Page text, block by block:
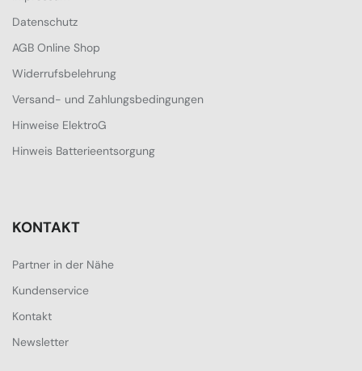
Datenschutz
AGB Online Shop
Widerrufsbelehrung
Versand- und Zahlungsbedingungen
Hinweise ElektroG
Hinweis Batterieentsorgung
KONTAKT
Partner in der Nähe
Kundenservice
Kontakt
Newsletter